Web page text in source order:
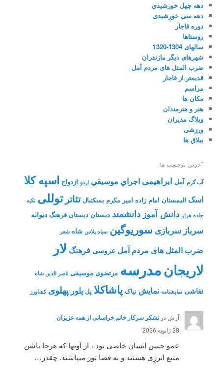
دهه چهل خورشیدی
دهه سی خورشیدی
دوره قاجار
روستاها
سالهای 1304-1320
شهرهای دیگر مازندران
ضرب المثل های مردم آمل
قدیمتر از قاجار
مراسم
مکان ها
هنر و هنرمندان
وبلاگ مدیران
ورزشی
ییلاق ها
آخرین برچسب ها
آب گرم آمل ابراهیمی اجراي موسيقي اردو ازدواج اسپه کلا
اسک الیمستان امام زاده امیر مکرم بسکتبال تئاتر توللی تکیه
جاده هراز دانش آموز دانشمند دبستان دبستان فرهنگ دیوانه
سرباز سربازی سوریوگین سیاه پلاس شاه شعر
ضرب المثل های مردم آمل عروسی فرهنگ لار
لاریجانمدرسه مرتضوی موسیقی ناصر الدین شاه
نقاشی نمايشنامه نمایش نیاک پاشاکلا پل پلور پهلوی کشاورز
آرش درتشکر سرکار خانم خراسانی از همه عزیزان
28 ژانویه 2026
عمو حسن انسان خاصی بود ، از آونها که هرجا باشن
منبع انرژِی هستند و به فضا نور میپاشند. چقدر…